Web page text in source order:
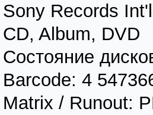
Sony Records
CD, Album, DVD
Состояние
Barcode: 4
Matrix / Runout: